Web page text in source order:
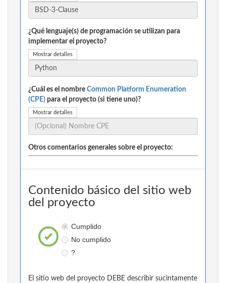
¿Qué lenguaje(s) de programación se utilizan para
implementar el proyecto?
Mostrar detalles
¿Cuál es el nombre Common Platform Enumeration
(CPE) para el proyecto (si tiene uno)?
Mostrar detalles
Otros comentarios generales sobre el proyecto:
Contenido básico del sitio web
del proyecto
Cumplido
No cumplido
?
El sitio web del proyecto DEBE describir sucintamente